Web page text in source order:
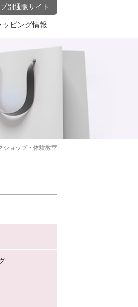
別通販サイト
ッピング情報
ショップ・体験教室